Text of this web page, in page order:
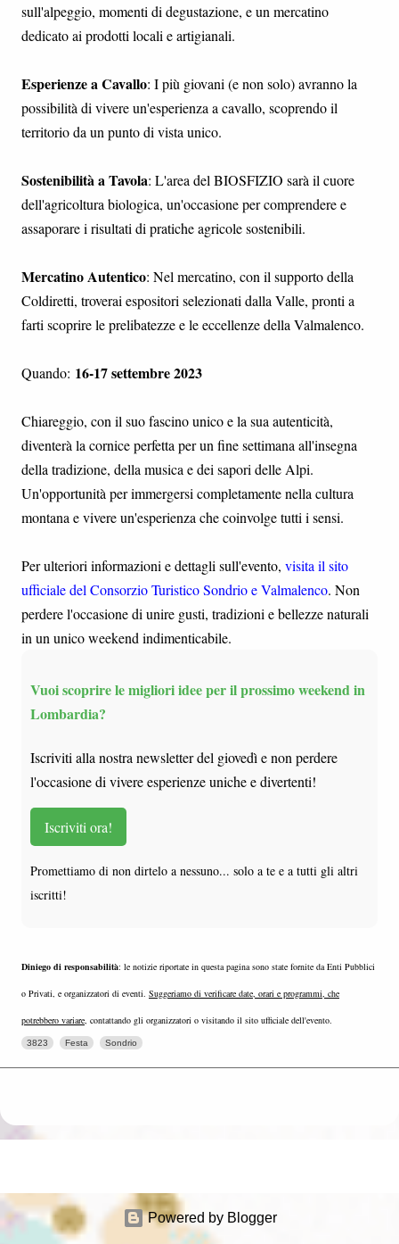
sull'alpeggio, momenti di degustazione, e un mercatino
dedicato ai prodotti locali e artigianali.
Esperienze a Cavallo: I più giovani (e non solo) avranno la
possibilità di vivere un'esperienza a cavallo, scoprendo il
territorio da un punto di vista unico.
Sostenibilità a Tavola: L'area del BIOSFIZIO sarà il cuore
dell'agricoltura biologica, un'occasione per comprendere e
assaporare i risultati di pratiche agricole sostenibili.
Mercatino Autentico: Nel mercatino, con il supporto della
Coldiretti, troverai espositori selezionati dalla Valle, pronti a
farti scoprire le prelibatezze e le eccellenze della Valmalenco.
Quando: 16-17 settembre 2023
Chiareggio, con il suo fascino unico e la sua autenticità,
diventerà la cornice perfetta per un fine settimana all'insegna
della tradizione, della musica e dei sapori delle Alpi.
Un'opportunità per immergersi completamente nella cultura
montana e vivere un'esperienza che coinvolge tutti i sensi.
Per ulteriori informazioni e dettagli sull'evento, visita il sito
ufficiale del Consorzio Turistico Sondrio e Valmalenco. Non
perdere l'occasione di unire gusti, tradizioni e bellezze naturali
in un unico weekend indimenticabile.
Vuoi scoprire le migliori idee per il prossimo weekend in
Lombardia?
Iscriviti alla nostra newsletter del giovedì e non perdere
l'occasione di vivere esperienze uniche e divertenti!
Iscriviti ora!
Promettiamo di non dirtelo a nessuno... solo a te e a tutti gli altri
iscritti!
Diniego di responsabilità: le notizie riportate in questa pagina sono state fornite da Enti Pubblici
o Privati, e organizzatori di eventi. Suggeriamo di verificare date, orari e programmi, che
potrebbero variare , contattando gli organizzatori o visitando il sito ufficiale dell'evento.
3823 Festa Sondrio
Powered by Blogger